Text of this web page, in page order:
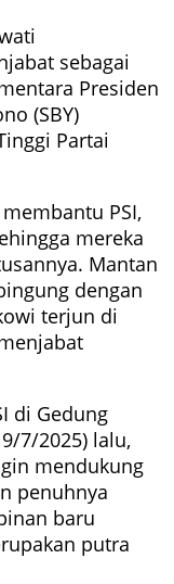
sebagai
Presiden
(SBY)
Partai
PSI,
mereka
Mantan
dengan
terjun di
di Gedung
7/2025) lalu,
mendukung
penuhnya
baru
putra